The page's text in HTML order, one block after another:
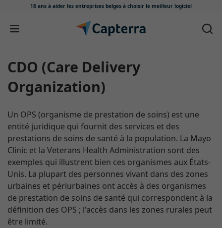
18 ans à aider les entreprises belges à choisir le meilleur logiciel
Passer au contenu
CDO (Care Delivery
Organization)
Un OPS (organisme de prestation de soins) est une
entité juridique qui fournit des services et des
prestations de soins de santé à la population. La Mayo
Clinic et la Veterans Health Administration sont des
exemples qui illustrent bien ces organismes aux États-
Unis. La plupart des personnes vivant dans des zones
urbaines et périurbaines ont accès à des organismes
de prestation de soins de santé qui correspondent à la
définition des OPS ; l'accès dans les zones rurales peut
être limité.